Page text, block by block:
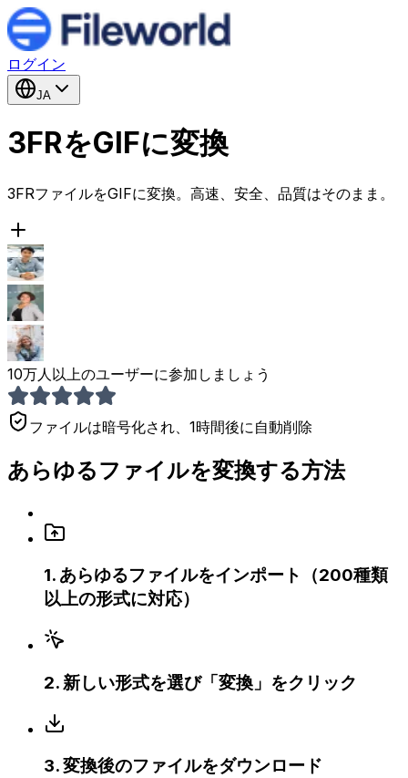
ログイン
JA
3FRをGIFに変換
3FRファイルをGIFに変換。高速、安全、品質はそのまま。
10万人以上のユーザーに参加しましょう
ファイルは暗号化され、1時間後に自動削除
あらゆるファイルを変換する方法
1. あらゆるファイルをインポート（200種類
以上の形式に対応）
2.新しい形式を選び「変換」をクリック
3.変換後のファイルをダウンロード